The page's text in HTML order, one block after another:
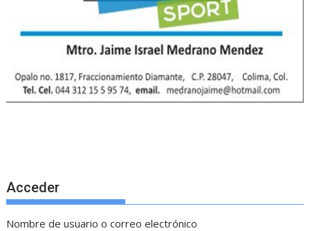
Acceder
Nombre de usuario o correo electrónico